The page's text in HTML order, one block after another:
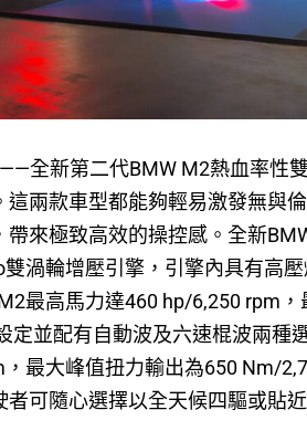
全新第二代BMW M2熱血率性
這兩款車型都能夠輕易激發無與
來極致高效的操控感。全新
渦輪增壓引擎，引擎內具有高
最高馬力達460 hp/6,250 rpm
定並配有自動波及六速棍波兩種
最大峰值扭力輸出為650 Nm/
可隨心選擇以全天候四驅或貼